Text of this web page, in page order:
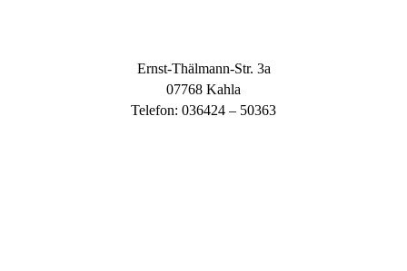
Ernst-Thälmann-Str. 3a
07768 Kahla
Telefon: 036424 – 50363